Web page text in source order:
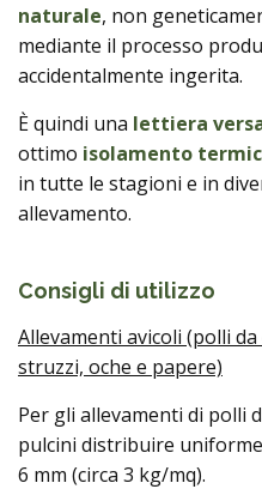
naturale, non
mediante il processo
accidentalmente ingerita.
È quindi una lettiera
ottimo isolamento
in tutte le stagioni e in
allevamento.
Consigli di utilizzo
Allevamenti avicoli (polli
struzzi, oche e papere)
Per gli allevamenti di polli
pulcini distribuire
6 mm (circa 3 kg/mq).